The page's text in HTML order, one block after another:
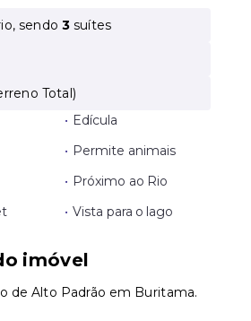
sendo 3 suítes
Total)
• Edícula
• Permite animais
• Próximo ao Rio
• Vista para o lago
imóvel
de Alto Padrão em Buritama.